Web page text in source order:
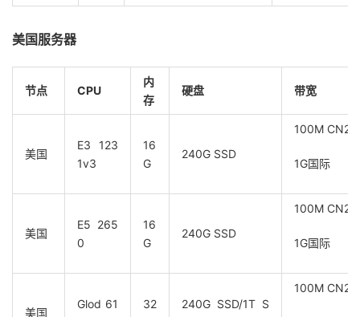
美国服务器
节点 CPU
内
存
硬盘 带宽
美国
E3 123
1v3
16
G
240G SSD
100M CN2/
1G国际
美国
E5 265
0
16
G
240G SSD
100M CN2/
1G国际
美国
Glod 61
32
240G SSD/1T S
100M CN2/